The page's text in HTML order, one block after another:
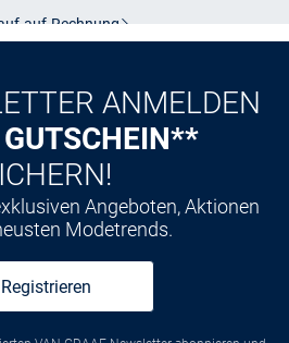
auf Rechnung
ANMELDEN
Angeboten, Aktionen
Modetrends.
Registrieren